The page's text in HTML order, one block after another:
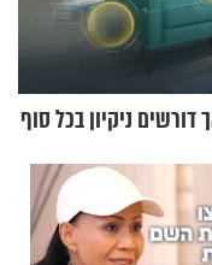
דורשים ניקיון בכל סוף